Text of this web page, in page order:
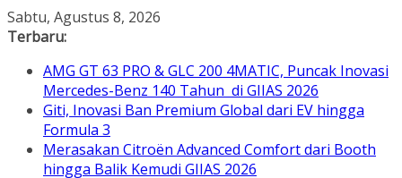
Skip
to
Sabtu, Agustus 8, 2026
Terbaru:
AMG GT 63 PRO & GLC 200 4MATIC, Puncak Inovasi
Mercedes-Benz 140 Tahun di GIIAS 2026
Giti, Inovasi Ban Premium Global dari EV hingga
Formula 3
Merasakan Citroën Advanced Comfort dari Booth
hingga Balik Kemudi GIIAS 2026